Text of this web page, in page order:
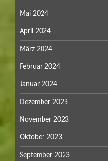
Mai 2024
April 2024
März 2024
Februar 2024
Januar 2024
Dezember 2023
November 2023
Oktober 2023
September 2023